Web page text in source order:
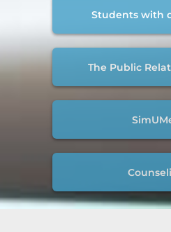
Students with
The Public